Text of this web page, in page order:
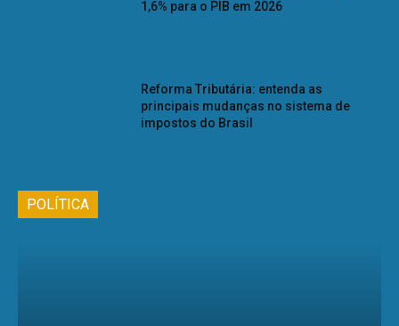
1,6% para o PIB em 2026
Reforma Tributária: entenda as
principais mudanças no sistema de
impostos do Brasil
POLÍTICA